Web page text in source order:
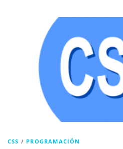
CSS / PROGRAMACIÓN